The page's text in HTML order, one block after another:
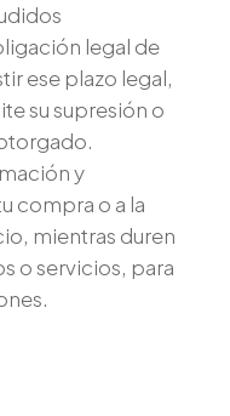
legal de
ese plazo legal,
su supresión o
y
compra o a la
mientras duren
o servicios, para